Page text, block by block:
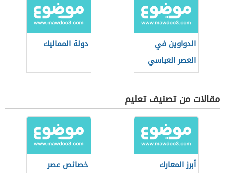
الدواوين في
العصر العباسي
دولة المماليك
مقالات من تصنيف تعليم
أبرز المعارك
خصائص عصر